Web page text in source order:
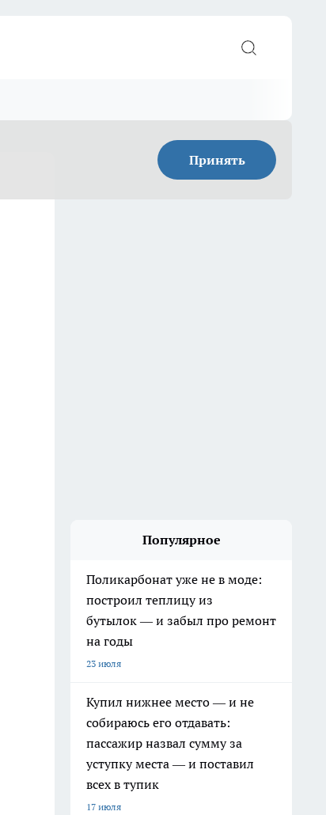
Принять
Популярное
Поликарбонат уже не в моде:
построил теплицу из
бутылок — и забыл про ремонт
на годы
23 июля
Купил нижнее место — и не
собираюсь его отдавать:
пассажир назвал сумму за
уступку места — и поставил
всех в тупик
17 июля